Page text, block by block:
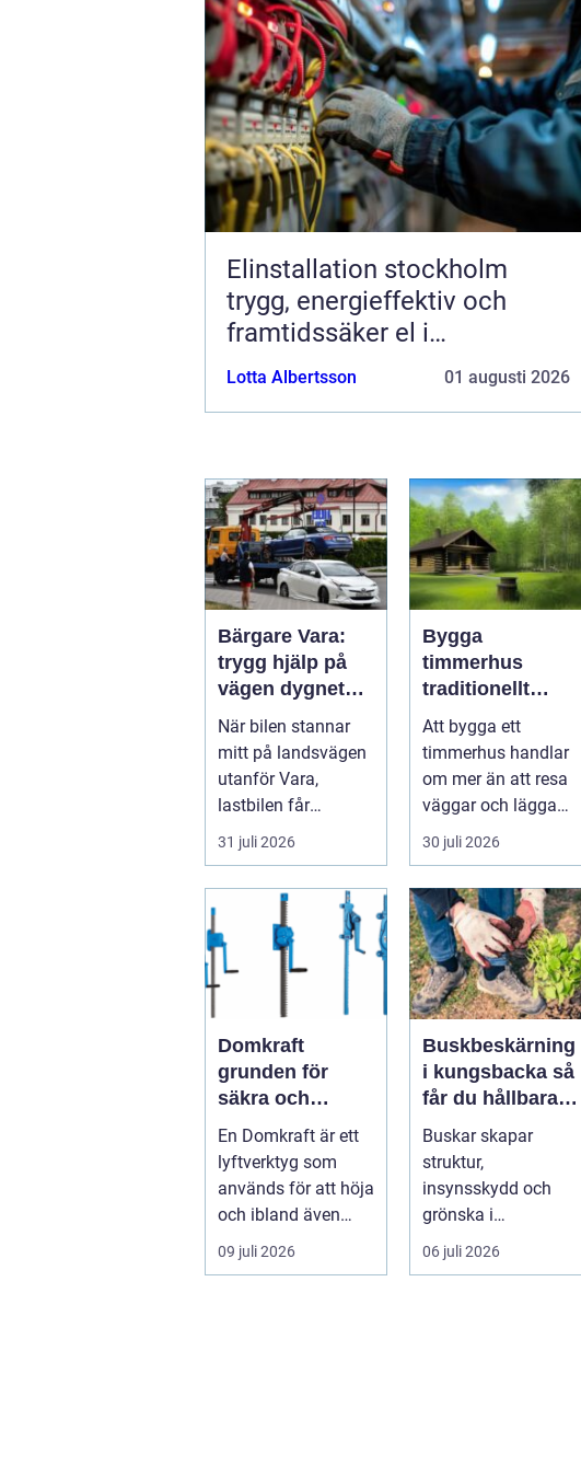
Elinstallation stockholm
trygg, energieffektiv och
framtidssäker el i
företagslokaler
Lotta Albertsson 01 augusti 2026
Bärgare Vara:
trygg hjälp på
vägen dygnet
runt
När bilen stannar
mitt på landsvägen
utanför Vara,
lastbilen får
punkteri...
31 juli 2026
Bygga
timmerhus
traditionellt
hantverk för
moderna behov
Att bygga ett
timmerhus handlar
om mer än att resa
väggar och lägga
ett tak. Ett
timmerhus är ett
lå...
30 juli 2026
Domkraft
grunden för
säkra och
precisa lyft
En Domkraft är ett
lyftverktyg som
används för att höja
och ibland även
positionera tunga
objekt, so...
09 juli 2026
Buskbeskärning
i kungsbacka så
får du hållbara
och vackra
buskar året runt
Buskar skapar
struktur,
insynsskydd och
grönska i
trädgården, men
utan genomtänkt
06 juli 2026